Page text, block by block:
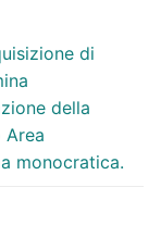
di
della
Area
monocratica.